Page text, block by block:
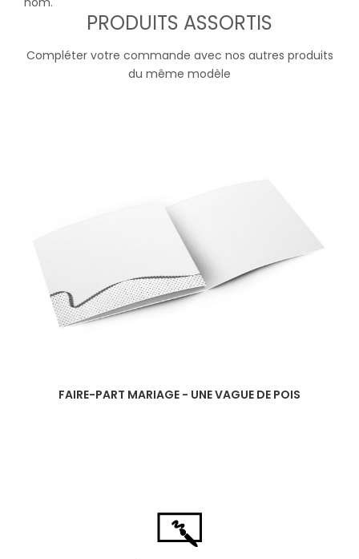
PRODUITS ASSORTIS
Compléter votre commande avec nos autres produits
du même modèle
FAIRE-PART MARIAGE - UNE VAGUE DE POIS